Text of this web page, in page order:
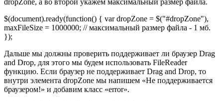
$(document).ready(function() { var dropZone = $("#dropZone"),
maxFileSize = 1000000; // максимальный размер файла - 1 мб.
});
Дальше мы должны проверить поддерживает ли браузер Drag
and Drop, для этого мы будем использовать FileReader
функцию. Если браузер не поддерживает Drag and Drop, то
внутри элемента dropZone мы напишем «Не поддерживается
браузером!» и добавим класс «error».